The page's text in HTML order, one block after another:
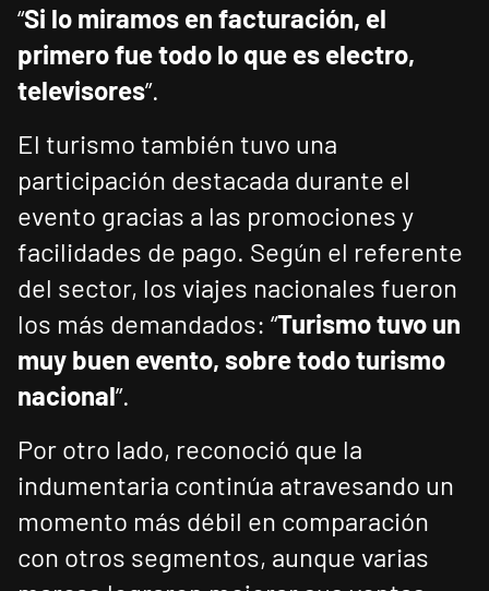
“Si lo miramos en facturación, el
primero fue todo lo que es electro,
televisores”.
El turismo también tuvo una
participación destacada durante el
evento gracias a las promociones y
facilidades de pago. Según el referente
del sector, los viajes nacionales fueron
los más demandados: “Turismo tuvo un
muy buen evento, sobre todo turismo
nacional”.
Por otro lado, reconoció que la
indumentaria continúa atravesando un
momento más débil en comparación
con otros segmentos, aunque varias